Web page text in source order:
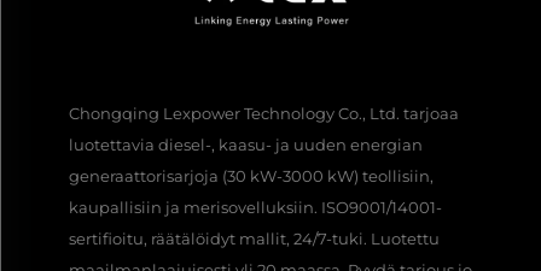
Chongqing Lexpower Technology Co., Ltd. tarjoaa
luotettavia diesel-, kaasu- ja uuden energian
generaattorisarjoja (30 kW-3000 kW) teollisiin,
kaupallisiin ja merisovelluksiin. ISO9001/14001-
sertifioitu, räätälöidyt mallit, 24/7-tuki. Luotettu